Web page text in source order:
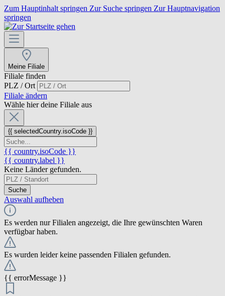
Zum Hauptinhalt springen Zur Suche springen Zur Hauptnavigation
springen
Meine Filiale
Filiale finden
PLZ / Ort
Filiale ändern
Wähle hier deine Filiale aus
{{ selectedCountry.isoCode }}
{{ country.isoCode }}
{{ country.label }}
Keine Länder gefunden.
Suche
Auswahl aufheben
Es werden nur Filialen angezeigt, die Ihre gewünschten Waren
verfügbar haben.
Es wurden leider keine passenden Filialen gefunden.
{{ errorMessage }}